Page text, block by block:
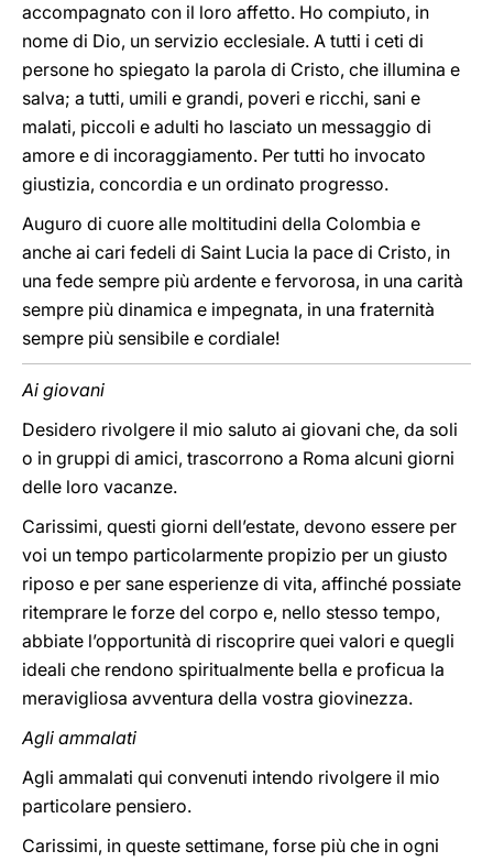
accompagnato con il loro affetto. Ho compiuto, in
nome di Dio, un servizio ecclesiale. A tutti i ceti di
persone ho spiegato la parola di Cristo, che illumina e
salva; a tutti, umili e grandi, poveri e ricchi, sani e
malati, piccoli e adulti ho lasciato un messaggio di
amore e di incoraggiamento. Per tutti ho invocato
giustizia, concordia e un ordinato progresso.
Auguro di cuore alle moltitudini della Colombia e
anche ai cari fedeli di Saint Lucia la pace di Cristo, in
una fede sempre più ardente e fervorosa, in una carità
sempre più dinamica e impegnata, in una fraternità
sempre più sensibile e cordiale!
Ai giovani
Desidero rivolgere il mio saluto ai giovani che, da soli
o in gruppi di amici, trascorrono a Roma alcuni giorni
delle loro vacanze.
Carissimi, questi giorni dell’estate, devono essere per
voi un tempo particolarmente propizio per un giusto
riposo e per sane esperienze di vita, affinché possiate
ritemprare le forze del corpo e, nello stesso tempo,
abbiate l’opportunità di riscoprire quei valori e quegli
ideali che rendono spiritualmente bella e proficua la
meravigliosa avventura della vostra giovinezza.
Agli ammalati
Agli ammalati qui convenuti intendo rivolgere il mio
particolare pensiero.
Carissimi, in queste settimane, forse più che in ogni